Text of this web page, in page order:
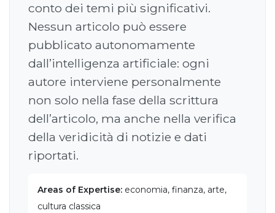
conto dei temi più significativi.
Nessun articolo può essere
pubblicato autonomamente
dall’intelligenza artificiale: ogni
autore interviene personalmente
non solo nella fase della scrittura
dell’articolo, ma anche nella verifica
della veridicità di notizie e dati
riportati.
Areas of Expertise: economia, finanza, arte,
cultura classica